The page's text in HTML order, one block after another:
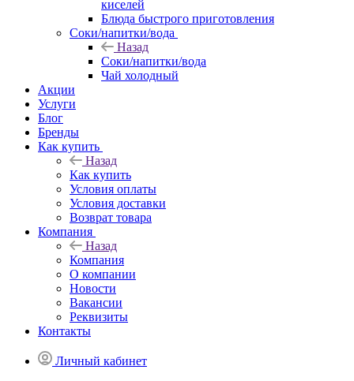
киселей
Блюда быстрого приготовления
Соки/напитки/вода
Назад
Соки/напитки/вода
Чай холодный
Акции
Услуги
Блог
Бренды
Как купить
Назад
Как купить
Условия оплаты
Условия доставки
Возврат товара
Компания
Назад
Компания
О компании
Новости
Вакансии
Реквизиты
Контакты
Личный кабинет